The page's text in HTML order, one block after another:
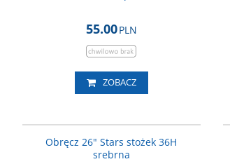
55.00PLN
ZOBACZ
Obręcz 26" Stars stożek 36H
srebrna